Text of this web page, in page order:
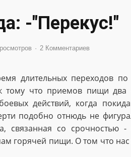
-"Перекус!"
2 Комментариев
длительных переходов
тому что приемов пищи
действий, когда
подобно отнюдь не
связанная со
горячей пищи. О том что